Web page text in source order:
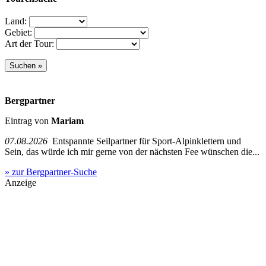
Land:
Gebiet:
Art der Tour:
Bergpartner
Eintrag von Mariam
07.08.2026 Entspannte Seilpartner für Sport-Alpinklettern und
Sein, das würde ich mir gerne von der nächsten Fee wünschen die...
» zur Bergpartner-Suche
Anzeige